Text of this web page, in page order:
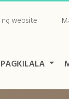
website
PAGKILALA